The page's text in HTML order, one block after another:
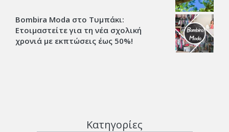
Bombira Moda στο Τυμπάκι:
Ετοιμαστείτε για τη νέα σχολική
χρονιά με εκπτώσεις έως 50%!
Κατηγορίες